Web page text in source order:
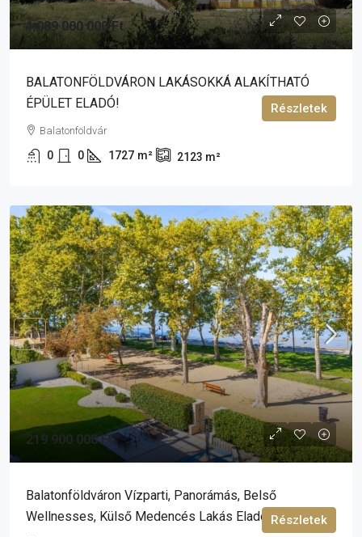
1 089 000 000 Ft
BALATONFÖLDVÁRON LAKÁSOKKÁ ALAKÍTHATÓ
ÉPÜLET ELADÓ!
Balatonföldvár
0 0 1727 m² 2123 m²
Részletek
219 900 000 Ft
Balatonföldváron Vízparti, Panorámás, Belső
Wellnesses, Külső Medencés Lakás Eladó! Részletek